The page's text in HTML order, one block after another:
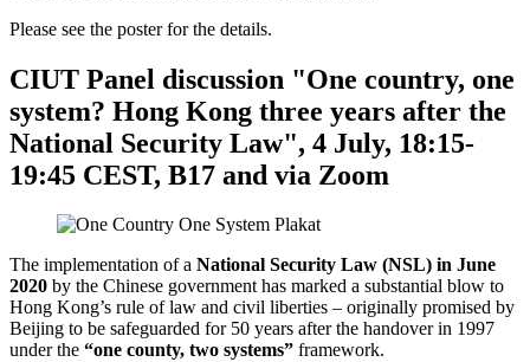
Please see the poster for the details.
CIUT Panel discussion "One country, one
system? Hong Kong three years after the
National Security Law", 4 July, 18:15-
19:45 CEST, B17 and via Zoom
The implementation of a National Security Law (NSL) in June
2020 by the Chinese government has marked a substantial blow to
Hong Kong’s rule of law and civil liberties – originally promised by
Beijing to be safeguarded for 50 years after the handover in 1997
under the “one county, two systems” framework.